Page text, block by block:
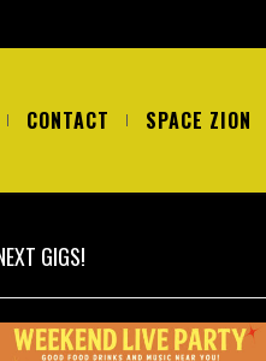
CONTACT SPACE ZION
GIGS!